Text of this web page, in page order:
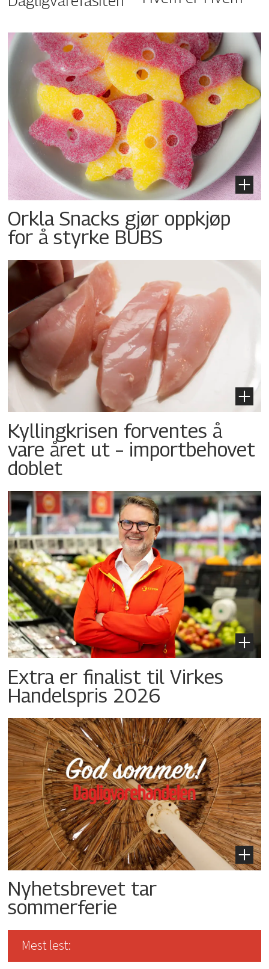
Orkla Snacks gjør oppkjøp
for å styrke BUBS
Kyllingkrisen forventes å
vare året ut – importbehovet
doblet
Extra er finalist til Virkes
Handelspris 2026
Nyhetsbrevet tar
sommerferie
Mest lest: